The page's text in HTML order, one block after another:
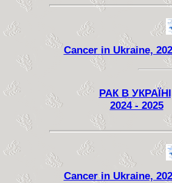
Cancer in Ukraine,
РАК В
2024 - 2025
Cancer in Ukraine,